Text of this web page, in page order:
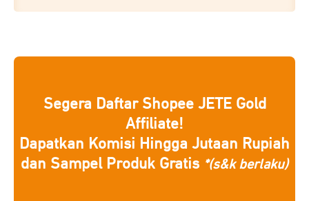
Segera Daftar Shopee JETE Gold
Affiliate!
Dapatkan Komisi Hingga Jutaan Rupiah
dan Sampel Produk Gratis *(s&k berlaku)